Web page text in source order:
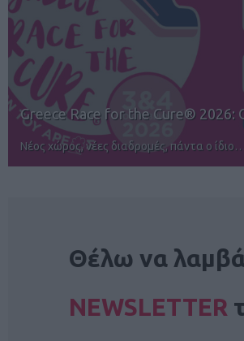
12ος TUI Rhodes Marathon:
Αγώνες για όλους στην Ρόδο
Θέλω να
NEWSLETTER